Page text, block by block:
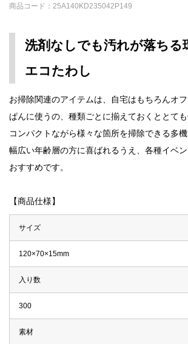
商品コード：25A140KD235042P149
洗剤なしでも汚れが落ちる
エコたわし
お掃除関連のアイテムは、自宅はもちろんオ
ぱんに使うの、種類ごとに揃えておくととても
コンパクトながら様々な箇所を掃除できる多
幅広い年齢層の方に喜ばれるうえ、各種イベ
おすすめです。
【商品仕様】
サイズ
120×70×15mm
入り数
300
素材